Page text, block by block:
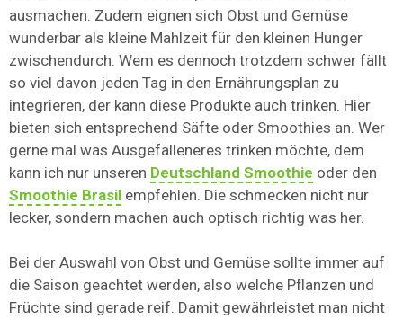
ausmachen. Zudem eignen sich Obst und Gemüse
wunderbar als kleine Mahlzeit für den kleinen Hunger
zwischendurch. Wem es dennoch trotzdem schwer fällt
so viel davon jeden Tag in den Ernährungsplan zu
integrieren, der kann diese Produkte auch trinken. Hier
bieten sich entsprechend Säfte oder Smoothies an. Wer
gerne mal was Ausgefalleneres trinken möchte, dem
kann ich nur unseren Deutschland Smoothie oder den
Smoothie Brasil empfehlen. Die schmecken nicht nur
lecker, sondern machen auch optisch richtig was her.
Bei der Auswahl von Obst und Gemüse sollte immer auf
die Saison geachtet werden, also welche Pflanzen und
Früchte sind gerade reif. Damit gewährleistet man nicht